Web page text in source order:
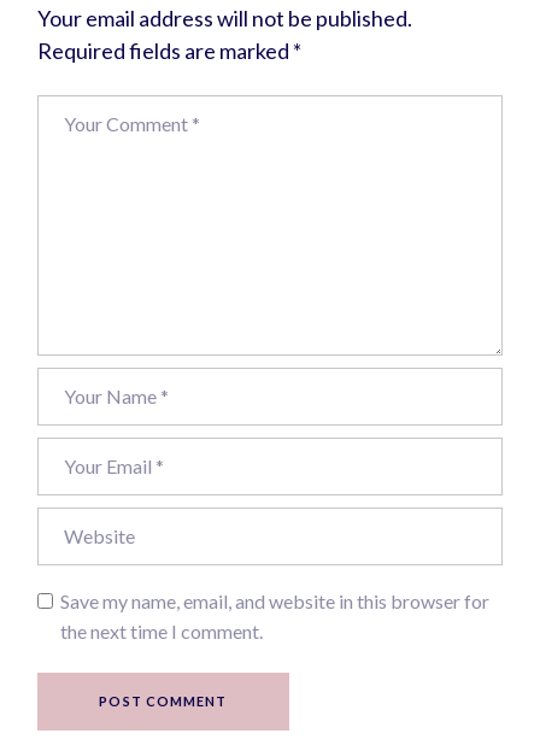
Your email address will not be published.
Required fields are marked *
Save my name, email, and website in this browser for
the next time I comment.
POST COMMENT